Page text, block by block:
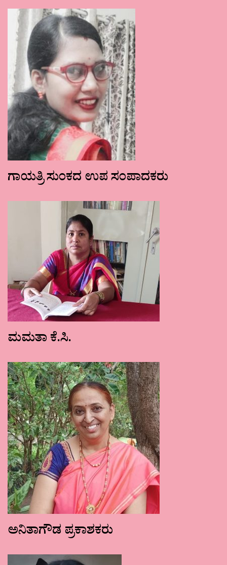
ಗಾಯತ್ರಿ ಸುಂಕದ ಉಪ ಸಂಪಾದಕರು
ಮಮತಾ ಕೆ.ಸಿ.
ಅನಿತಾಗೌಡ ಪ್ರಕಾಶಕರು